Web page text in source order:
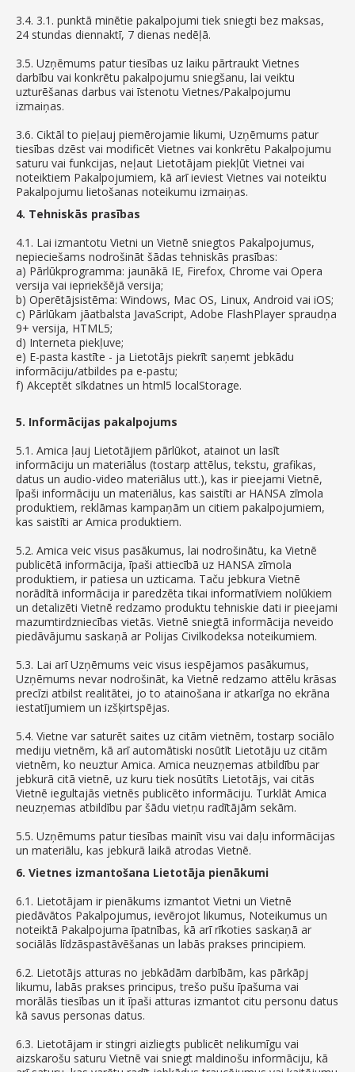
3.4. 3.1. punktā minētie pakalpojumi tiek sniegti bez maksas,
24 stundas diennaktī, 7 dienas nedēļā.
3.5. Uzņēmums patur tiesības uz laiku pārtraukt Vietnes
darbību vai konkrētu pakalpojumu sniegšanu, lai veiktu
uzturēšanas darbus vai īstenotu Vietnes/Pakalpojumu
izmaiņas.
3.6. Ciktāl to pieļauj piemērojamie likumi, Uzņēmums patur
tiesības dzēst vai modificēt Vietnes vai konkrētu Pakalpojumu
saturu vai funkcijas, neļaut Lietotājam piekļūt Vietnei vai
noteiktiem Pakalpojumiem, kā arī ieviest Vietnes vai noteiktu
Pakalpojumu lietošanas noteikumu izmaiņas.
4. Tehniskās prasības
4.1. Lai izmantotu Vietni un Vietnē sniegtos Pakalpojumus,
nepieciešams nodrošināt šādas tehniskās prasības:
a) Pārlūkprogramma: jaunākā IE, Firefox, Chrome vai Opera
versija vai iepriekšējā versija;
b) Operētājsistēma: Windows, Mac OS, Linux, Android vai iOS;
c) Pārlūkam jāatbalsta JavaScript, Adobe FlashPlayer spraudņa
9+ versija, HTML5;
d) Interneta piekļuve;
e) E-pasta kastīte - ja Lietotājs piekrīt saņemt jebkādu
informāciju/atbildes pa e-pastu;
f) Akceptēt sīkdatnes un html5 localStorage.
5. Informācijas pakalpojums
5.1. Amica ļauj Lietotājiem pārlūkot, atainot un lasīt
informāciju un materiālus (tostarp attēlus, tekstu, grafikas,
datus un audio-video materiālus utt.), kas ir pieejami Vietnē,
īpaši informāciju un materiālus, kas saistīti ar HANSA zīmola
produktiem, reklāmas kampaņām un citiem pakalpojumiem,
kas saistīti ar Amica produktiem.
5.2. Amica veic visus pasākumus, lai nodrošinātu, ka Vietnē
publicētā informācija, īpaši attiecībā uz HANSA zīmola
produktiem, ir patiesa un uzticama. Taču jebkura Vietnē
norādītā informācija ir paredzēta tikai informatīviem nolūkiem
un detalizēti Vietnē redzamo produktu tehniskie dati ir pieejami
mazumtirdzniecības vietās. Vietnē sniegtā informācija neveido
piedāvājumu saskaņā ar Polijas Civilkodeksa noteikumiem.
5.3. Lai arī Uzņēmums veic visus iespējamos pasākumus,
Uzņēmums nevar nodrošināt, ka Vietnē redzamo attēlu krāsas
precīzi atbilst realitātei, jo to atainošana ir atkarīga no ekrāna
iestatījumiem un izšķirtspējas.
5.4. Vietne var saturēt saites uz citām vietnēm, tostarp sociālo
mediju vietnēm, kā arī automātiski nosūtīt Lietotāju uz citām
vietnēm, ko neuztur Amica. Amica neuzņemas atbildību par
jebkurā citā vietnē, uz kuru tiek nosūtīts Lietotājs, vai citās
Vietnē iegultajās vietnēs publicēto informāciju. Turklāt Amica
neuzņemas atbildību par šādu vietņu radītājām sekām.
5.5. Uzņēmums patur tiesības mainīt visu vai daļu informācijas
un materiālu, kas jebkurā laikā atrodas Vietnē.
6. Vietnes izmantošana Lietotāja pienākumi
6.1. Lietotājam ir pienākums izmantot Vietni un Vietnē
piedāvātos Pakalpojumus, ievērojot likumus, Noteikumus un
noteiktā Pakalpojuma īpatnības, kā arī rīkoties saskaņā ar
sociālās līdzāspastāvēšanas un labās prakses principiem.
6.2. Lietotājs atturas no jebkādām darbībām, kas pārkāpj
likumu, labās prakses principus, trešo pušu īpašuma vai
morālās tiesības un it īpaši atturas izmantot citu personu datus
kā savus personas datus.
6.3. Lietotājam ir stingri aizliegts publicēt nelikumīgu vai
aizskarošu saturu Vietnē vai sniegt maldinošu informāciju, kā